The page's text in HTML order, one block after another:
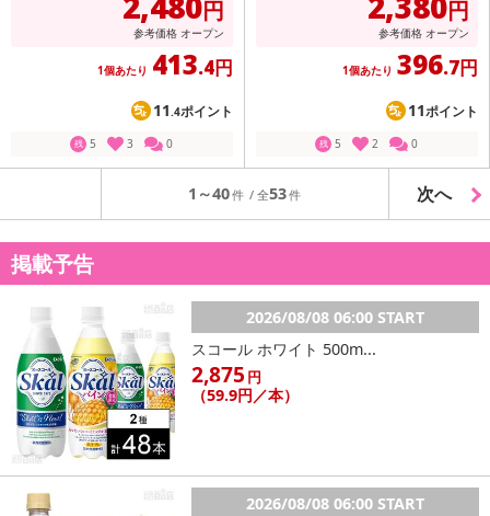
円
参考価格 オープン
1個あたり 413.4円
11 .4ポイント
残 5 3 0
円
参考価格 オープン
1個あたり 396.7円
11ポイント
残 5 2 0
1～40 53 次へ
掲載予告
2026/08/08 06:00 START
スコール ホワイト 500m...
2,875 円
（59.9円／本）
2026/08/08 06:00 START